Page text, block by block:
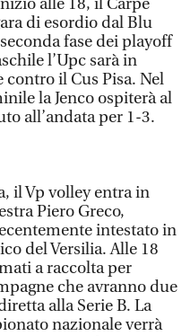
alle 18, il Carpe
di esordio dal Blu
fase dei playoff
l’Upc sarà in
contro il Cus Pisa. Nel
la Jenco ospiterà al
all’andata per 1-3.
il Vp volley entra in
Piero Greco,
intestato in
del Versilia. Alle 18
a raccolta per
che avranno due
alla Serie B. La
nazionale verrà